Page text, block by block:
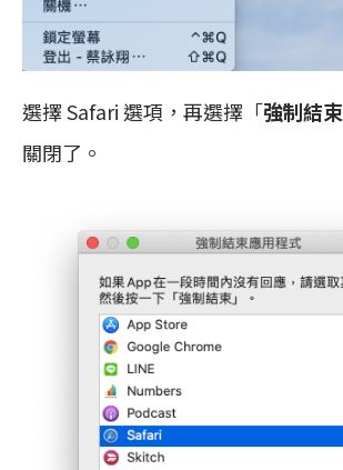
選擇 Safari 選項，再選擇「強制結束
關閉了。